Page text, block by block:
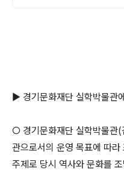
▶ 경기문화재단 실학박물관
○ 경기문화재단 실학박물관(
관으로서의 운영 목표에 따
주제로 당시 역사와 문화를